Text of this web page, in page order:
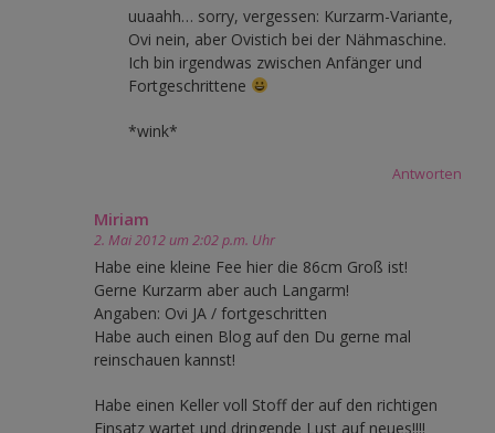
uuaahh… sorry, vergessen: Kurzarm-Variante,
Ovi nein, aber Ovistich bei der Nähmaschine.
Ich bin irgendwas zwischen Anfänger und
Fortgeschrittene
*wink*
Antworten
Miriam
2. Mai 2012 um 2:02 p.m. Uhr
Habe eine kleine Fee hier die 86cm Groß ist!
Gerne Kurzarm aber auch Langarm!
Angaben: Ovi JA / fortgeschritten
Habe auch einen Blog auf den Du gerne mal
reinschauen kannst!
Habe einen Keller voll Stoff der auf den richtigen
Einsatz wartet und dringende Lust auf neues!!!!